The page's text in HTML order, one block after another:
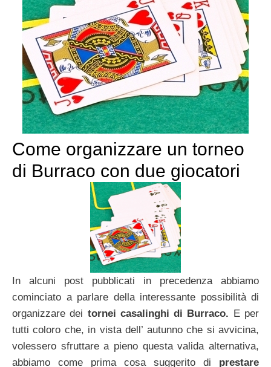
Come organizzare un torneo
di Burraco con due giocatori
In alcuni post pubblicati in precedenza abbiamo
cominciato a parlare della interessante possibilità di
organizzare dei tornei casalinghi di Burraco. E per
tutti coloro che, in vista dell’ autunno che si avvicina,
volessero sfruttare a pieno questa valida alternativa,
abbiamo come prima cosa suggerito di prestare